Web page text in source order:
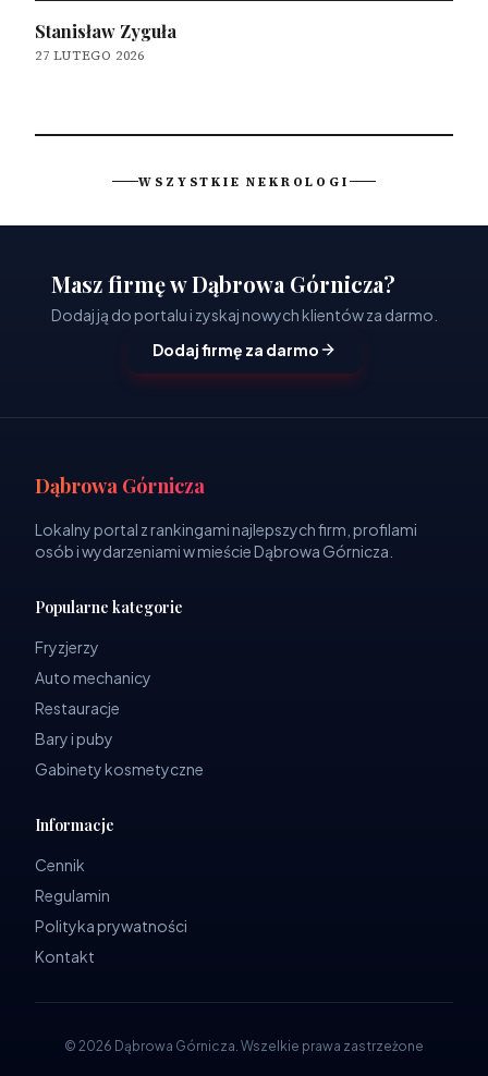
Stanisław Zyguła
27 LUTEGO 2026
WSZYSTKIE NEKROLOGI
Masz firmę w Dąbrowa Górnicza?
Dodaj ją do portalu i zyskaj nowych klientów za darmo.
Dodaj firmę za darmo
Dąbrowa Górnicza
Lokalny portal z rankingami najlepszych firm, profilami
osób i wydarzeniami w mieście Dąbrowa Górnicza.
Popularne kategorie
Fryzjerzy
Auto mechanicy
Restauracje
Bary i puby
Gabinety kosmetyczne
Informacje
Cennik
Regulamin
Polityka prywatności
Kontakt
© 2026 Dąbrowa Górnicza. Wszelkie prawa zastrzeżone